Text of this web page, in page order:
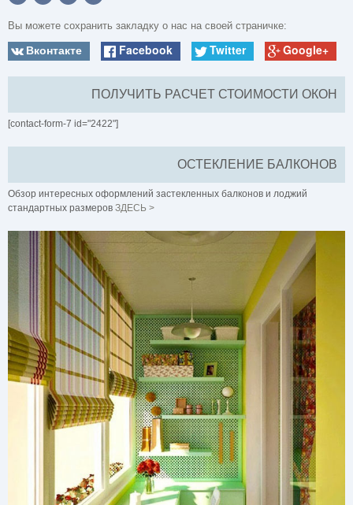
Вы можете сохранить закладку о нас на своей страничке:
Вконтакте Facebook Twitter Google+
ПОЛУЧИТЬ РАСЧЕТ СТОИМОСТИ ОКОН
[contact-form-7 id="2422"]
ОСТЕКЛЕНИЕ БАЛКОНОВ
Обзор интересных оформлений застекленных балконов и лоджий
стандартных размеров ЗДЕСЬ >